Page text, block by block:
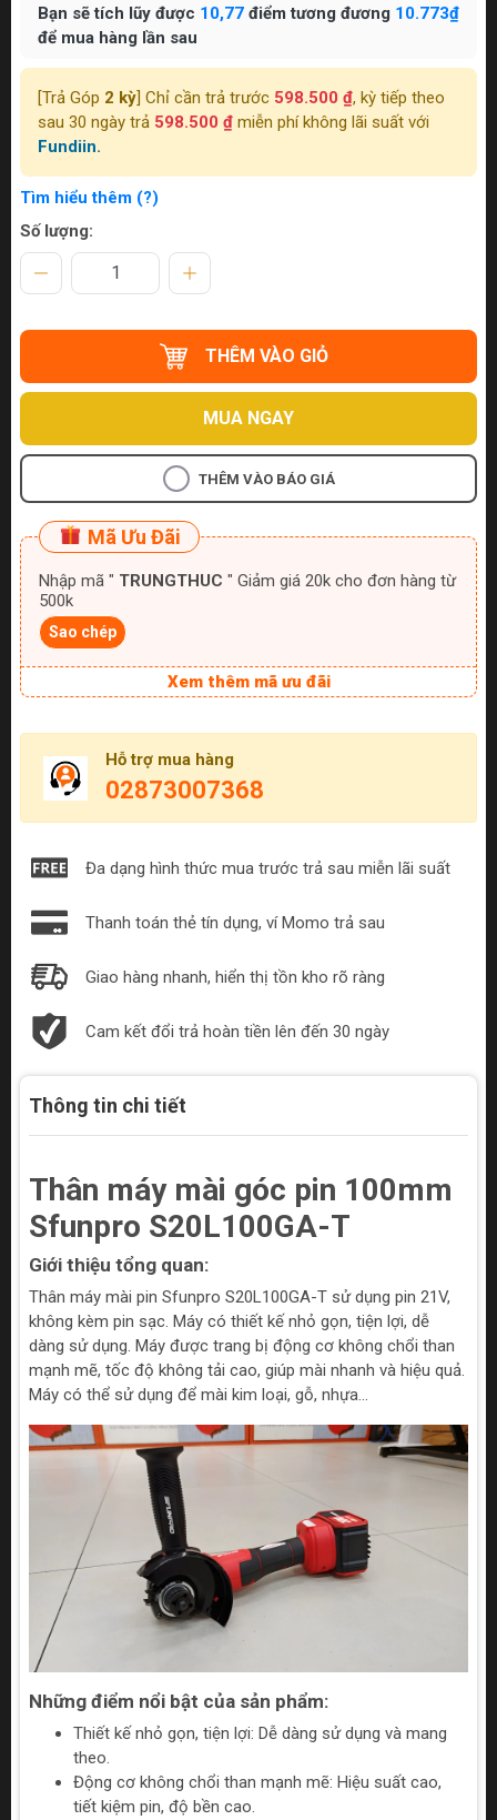
Bạn sẽ tích lũy được 10,77 điểm tương đương 10.773₫
để mua hàng lần sau
[Trả Góp 2 kỳ ] Chỉ cần trả trước 598.500 ₫, kỳ tiếp theo
sau 30 ngày trả 598.500 ₫ miễn phí không lãi suất với
Fundiin.
Tìm hiểu thêm (?)
Số lượng:
THÊM VÀO GIỎ
MUA NGAY
THÊM VÀO BÁO GIÁ
Mã Ưu Đãi
Nhập mã " TRUNGTHUC " Giảm giá 20k cho đơn hàng từ
500k
Sao chép
Xem thêm mã ưu đãi
Hỗ trợ mua hàng
02873007368
Đa dạng hình thức mua trước trả sau miễn lãi suất
Thanh toán thẻ tín dụng, ví Momo trả sau
Giao hàng nhanh, hiển thị tồn kho rõ ràng
Cam kết đổi trả hoàn tiền lên đến 30 ngày
Thông tin chi tiết
Thân máy mài góc pin 100mm
Sfunpro S20L100GA-T
Giới thiệu tổng quan:
Thân máy mài pin Sfunpro S20L100GA-T sử dụng pin 21V,
không kèm pin sạc. Máy có thiết kế nhỏ gọn, tiện lợi, dễ
dàng sử dụng. Máy được trang bị động cơ không chổi than
mạnh mẽ, tốc độ không tải cao, giúp mài nhanh và hiệu quả.
Máy có thể sử dụng để mài kim loại, gỗ, nhựa...
Những điểm nổi bật của sản phẩm:
Thiết kế nhỏ gọn, tiện lợi: Dễ dàng sử dụng và mang
theo.
Động cơ không chổi than mạnh mẽ: Hiệu suất cao,
tiết kiệm pin, độ bền cao.